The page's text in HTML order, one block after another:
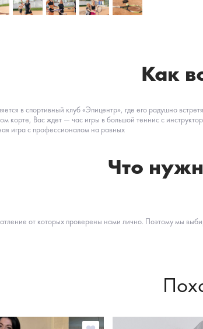
Как
в спортивный клуб «Эпицентр», где его радушно
корте, Вас ждет — час игры в большой теннис с
игра с профессионалом на равных
Что
от которых проверены нами лично. Поэтому мы